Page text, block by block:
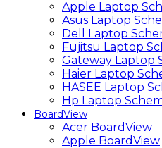
Apple Laptop
Asus Laptop
Dell Laptop
Fujitsu Laptop
Gateway Laptop
Haier Laptop
HASEE Laptop
Hp Laptop
BoardView
Acer BoardView
Apple BoardView